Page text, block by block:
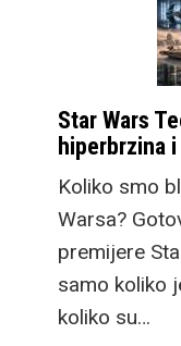
Star Wars
hiperbrzina
Koliko smo
Warsa?
premijere
samo koliko
koliko su…